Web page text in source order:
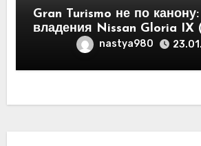
Gran Turismo не по
владения Nissan Gloria IX
nastya980